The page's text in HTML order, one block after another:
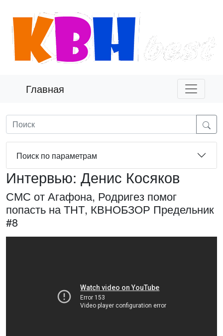
Главная
Поиск по параметрам
Интервью: Денис Косяков
СМС от Агафона, Родригез помог
попасть на ТНТ, КВНОБЗОР Предельник
#8